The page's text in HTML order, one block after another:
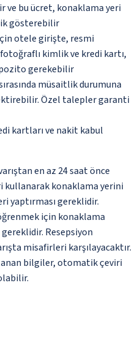
ve bu ücret, konaklama yeri
gösterebilir
otele girişte, resmi
kimlik ve kredi kartı,
gerekebilir
müsaitlik durumuna
Özel talepler garanti
kartları ve nakit kabul
en az 24 saat önce
kullanarak konaklama yerini
yaptırması gereklidir.
için konaklama
Resepsiyon
misafirleri karşılayacaktır.
bilgiler, otomatik çeviri